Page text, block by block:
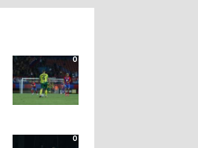
0
0